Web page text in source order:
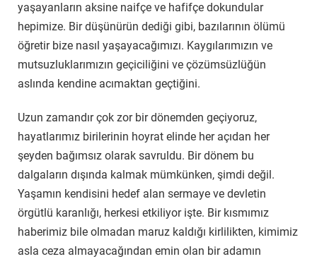
yaşayanların aksine naifçe ve hafifçe dokundular
hepimize. Bir düşünürün dediği gibi, bazılarının ölümü
öğretir bize nasıl yaşayacağımızı. Kaygılarımızın ve
mutsuzluklarımızın geçiciliğini ve çözümsüzlüğün
aslında kendine acımaktan geçtiğini.
Uzun zamandır çok zor bir dönemden geçiyoruz,
hayatlarımız birilerinin hoyrat elinde her açıdan her
şeyden bağımsız olarak savruldu. Bir dönem bu
dalgaların dışında kalmak mümkünken, şimdi değil.
Yaşamın kendisini hedef alan sermaye ve devletin
örgütlü karanlığı, herkesi etkiliyor işte. Bir kısmımız
haberimiz bile olmadan maruz kaldığı kirlilikten, kimimiz
asla ceza almayacağından emin olan bir adamın